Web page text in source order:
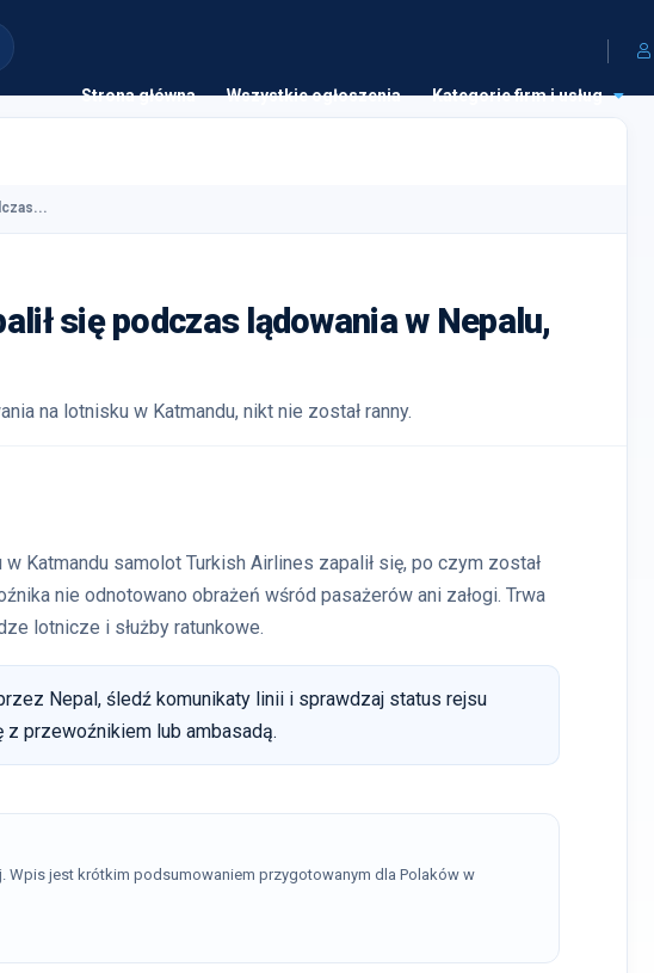
Strona główna Wszystkie ogłoszenia Kategorie firm i usług
się podczas lądowania w Nepalu,
na lotnisku w Katmandu, nikt nie został ranny.
Katmandu samolot Turkish Airlines zapalił się, po czym został
nie odnotowano obrażeń wśród pasażerów ani załogi. Trwa
lotnicze i służby ratunkowe.
Nepal, śledź komunikaty linii i sprawdzaj status rejsu
przewoźnikiem lub ambasadą.
Wpis jest krótkim podsumowaniem przygotowanym dla Polaków w